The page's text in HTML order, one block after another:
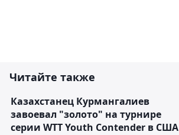
Читайте также
Казахстанец Курмангалиев
завоевал "золото" на турнире
серии WTT Youth Contender в США